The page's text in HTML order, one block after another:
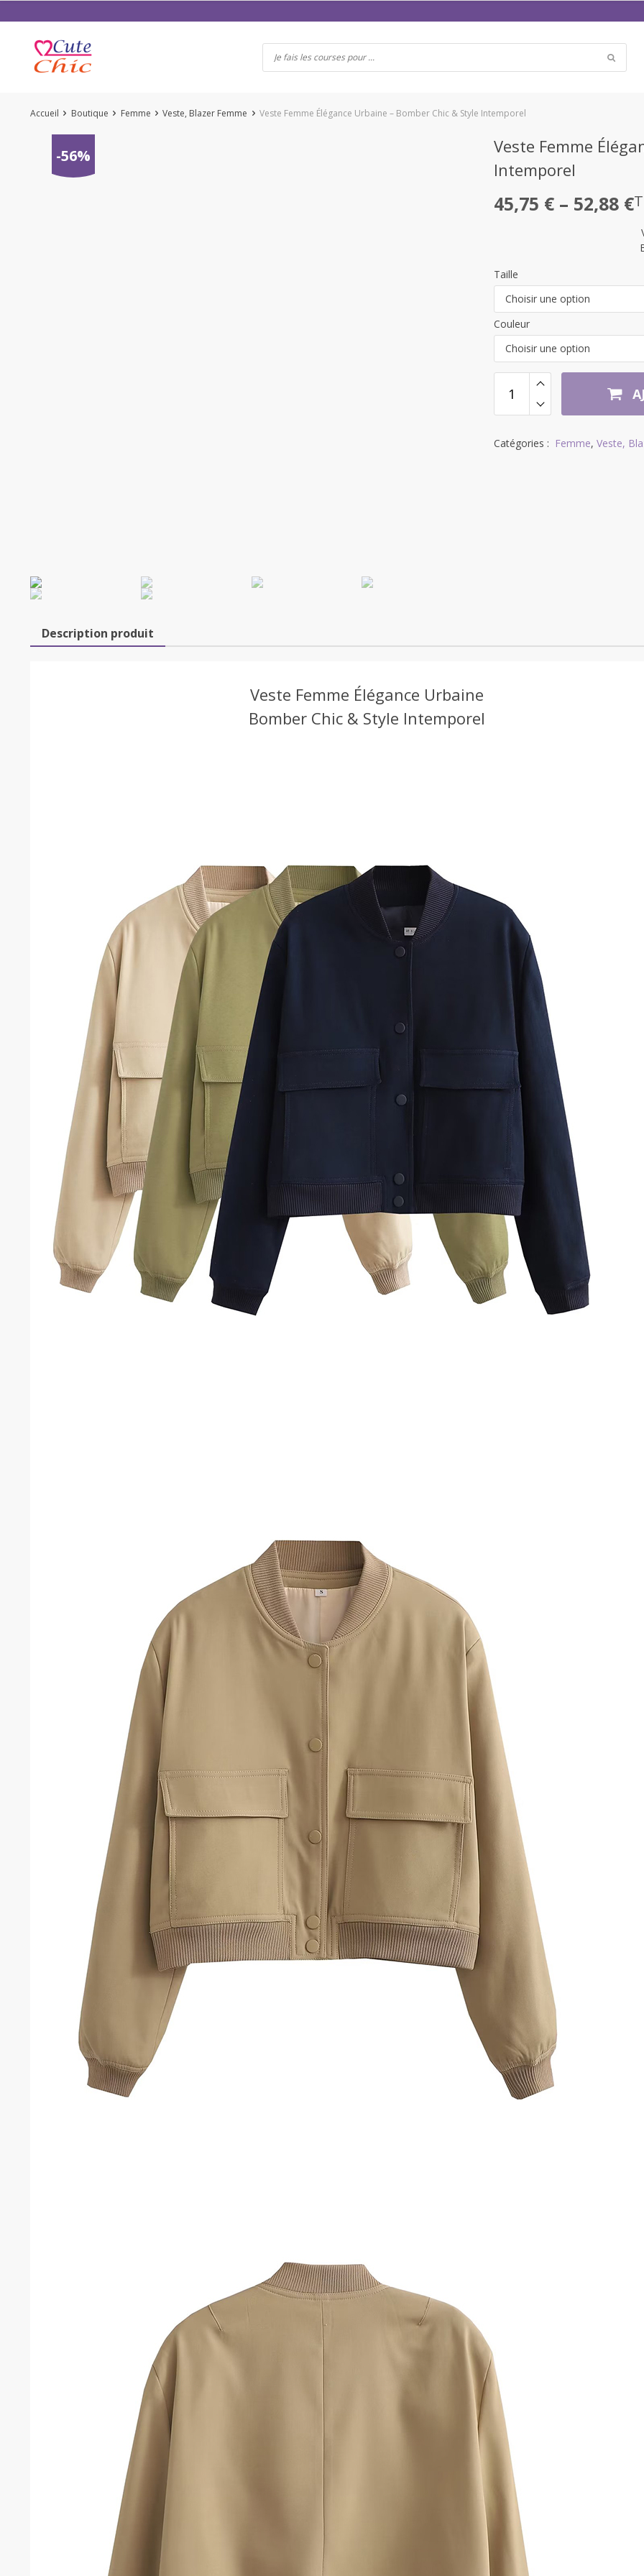
au
contenu
Accueil Boutique Femme Veste, Blazer Femme Veste Femme Élégance Urbaine – Bomber Chic & Style Intemporel
-56%
Veste Femme
Intemporel
45,75 € – 52,88 €
Plage
45,75 €
à
52,88 €
Taille
Choisir une option
Couleur
Choisir une option
Catégories : Femme, Veste,
Description produit
Veste Femme Élégance Urbaine
Bomber Chic & Style Intemporel